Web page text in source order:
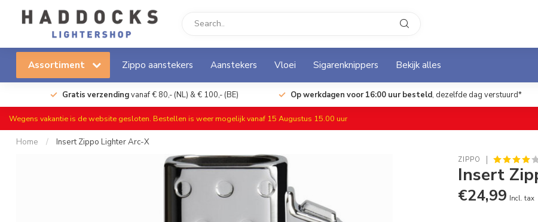
Assortiment Zippo aanstekers Aanstekers Vloei Sigarenknippers Bekijk alles
Gratis verzendingvanaf € 80,- (NL) & € 100,- (BE) Op werkdagen voor 16:00 uur besteld, dezelfde dag verstuurd*
Wegens vakantie is de website gesloten. Bestellen is weer mogelijk vanaf 15 Augustus 15.00 uur
Home / Insert Zippo Lighter Arc-X
ZIPPO
Insert
€24,99 Incl. tax